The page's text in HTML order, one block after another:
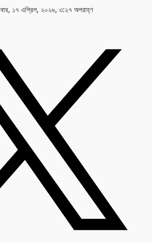
১৭ এপ্রিল, ২০২৬, ৩:২৭ অপরাহ্ণ